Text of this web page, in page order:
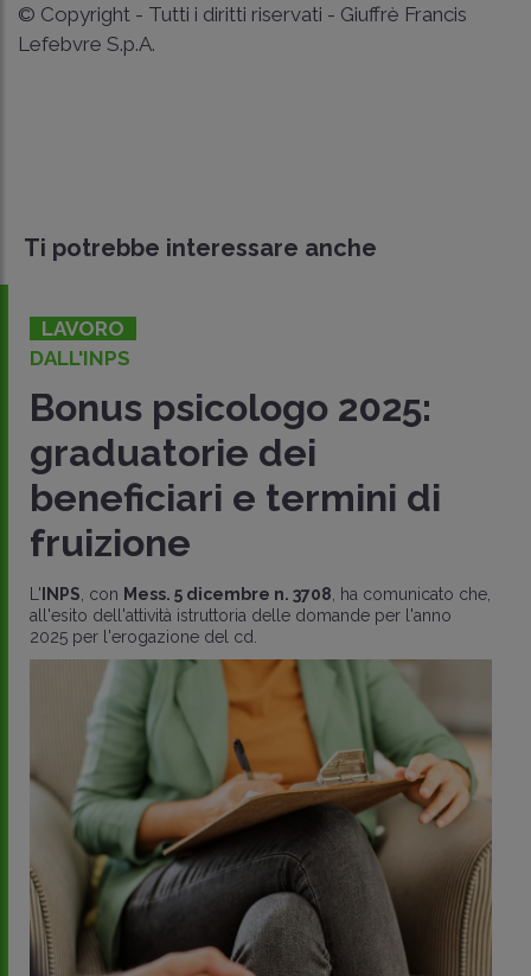
© Copyright - Tutti i diritti riservati - Giuffrè Francis
Lefebvre S.p.A.
Ti potrebbe interessare anche
LAVORO
DALL'INPS
Bonus psicologo 2025:
graduatorie dei
beneficiari e termini di
fruizione
L' INPS , con Mess. 5 dicembre n. 3708 , ha comunicato che,
all'esito dell'attività istruttoria delle domande per l'anno
2025 per l'erogazione del cd.